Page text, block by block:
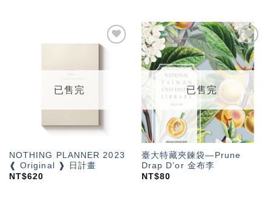
已售完
NOTHING PLANNER 2023
❰ Original ❱ 日計畫
NT$620
加入
「願
望輕
已售完
臺大特藏夾鍊袋—Prune
Drap D’or 金布李
NT$80